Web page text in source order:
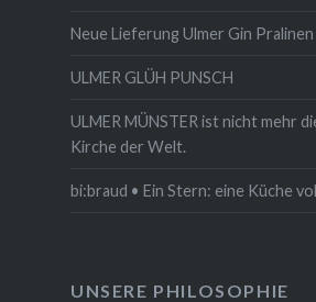
Neue Lieferung Ulmer Gin Pralinen
ULMER GLÜH PUNSCH
ULMER MÜNSTER ist nicht mehr
Kirche der Welt.
bi:braud • Ein Stern: eine Küche
UNSERE PHILOSOPHIE